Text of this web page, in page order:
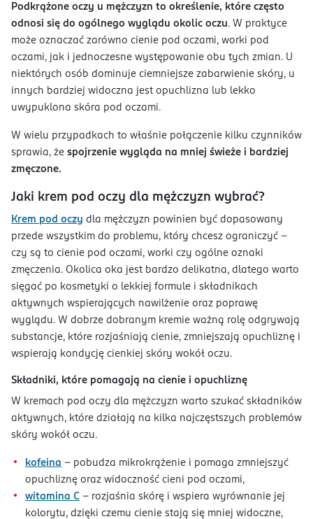
Podkrążone oczy u mężczyzn to określenie, które często
odnosi się do ogólnego wyglądu okolic oczu. W praktyce
może oznaczać zarówno cienie pod oczami, worki pod
oczami, jak i jednoczesne występowanie obu tych zmian. U
niektórych osób dominuje ciemniejsze zabarwienie skóry, u
innych bardziej widoczna jest opuchlizna lub lekko
uwypuklona skóra pod oczami.
W wielu przypadkach to właśnie połączenie kilku czynników
sprawia, że spojrzenie wygląda na mniej świeże i bardziej
zmęczone.
Jaki krem pod oczy dla mężczyzn wybrać?
Krem pod oczy dla mężczyzn powinien być dopasowany
przede wszystkim do problemu, który chcesz ograniczyć –
czy są to cienie pod oczami, worki czy ogólne oznaki
zmęczenia. Okolica oka jest bardzo delikatna, dlatego warto
sięgać po kosmetyki o lekkiej formule i składnikach
aktywnych wspierających nawilżenie oraz poprawę
wyglądu. W dobrze dobranym kremie ważną rolę odgrywają
substancje, które rozjaśniają cienie, zmniejszają opuchliznę i
wspierają kondycję cienkiej skóry wokół oczu.
Składniki, które pomagają na cienie i opuchliznę
W kremach pod oczy dla mężczyzn warto szukać składników
aktywnych, które działają na kilka najczęstszych problemów
skóry wokół oczu.
kofeina – pobudza mikrokrążenie i pomaga zmniejszyć
opuchliznę oraz widoczność cieni pod oczami,
witamina C – rozjaśnia skórę i wspiera wyrównanie jej
kolorytu, dzięki czemu cienie stają się mniej widoczne,